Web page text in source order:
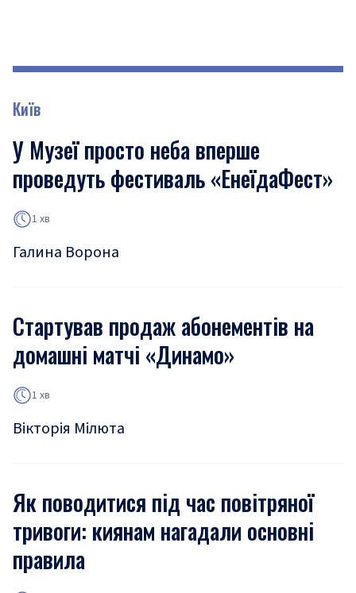
Київ
У Музеї просто неба вперше
проведуть фестиваль «ЕнеїдаФест»
1 хв
Галина Ворона
Стартував продаж абонементів на
домашні матчі «Динамо»
1 хв
Вікторія Мілюта
Як поводитися під час повітряної
тривоги: киянам нагадали основні
правила